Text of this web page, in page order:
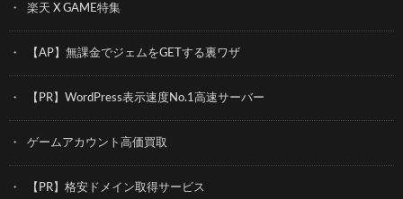
楽天 X GAME特集
【AP】無課金でジェムをGETする裏ワザ
【PR】WordPress表示速度No.1高速サーバー
ゲームアカウント高価買取
【PR】格安ドメイン取得サービス